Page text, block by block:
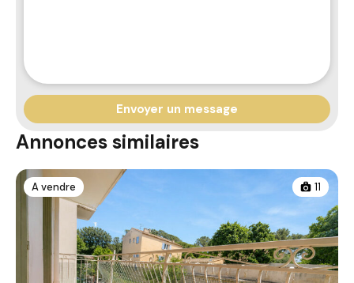
Annonces similaires
A vendre 11